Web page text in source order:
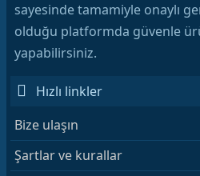
sayesinde tamamiyle onaylı
olduğu platformda güvenle
yapabilirsiniz.
Hızlı linkler
Bize ulaşın
Şartlar ve kurallar